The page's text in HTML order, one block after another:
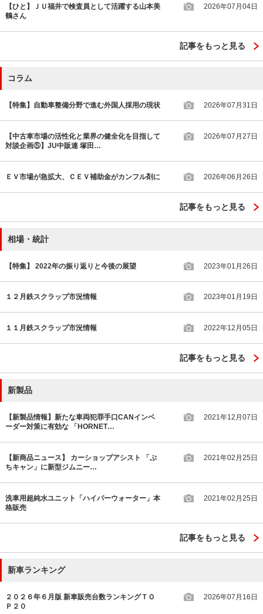
【ひと】ＪＵ福井で検査員として活躍する山本美
鶴さん
2026年07月04日
記事をもっと見る
コラム
【特集】自動車整備分野で進む外国人採用の現状 2026年07月31日
【中古車市場の活性化と業界の健全化を目指して
対談企画⑤】JU中販連 塚田…
2026年07月27日
ＥＶ市場が急拡大、ＣＥＶ補助金がカンフル剤に 2026年06月26日
記事をもっと見る
相場・統計
【特集】 2022年の振り返りと今後の展望 2023年01月26日
１２月鉄スクラップ市況情報 2023年01月19日
１１月鉄スクラップ市況情報 2022年12月05日
記事をもっと見る
新製品
【新製品情報】新たな車両犯罪手口CANインベ
ーダー対策に有効な 「HORNET…
2021年12月07日
【新商品ニュース】 カーショップアシスト 「ぷ
ちキャン」に新型ジムニー…
2021年02月25日
洗車用超純水ユニット「ハイパーウォーター」本
格販売
2021年02月25日
記事をもっと見る
新車ランキング
２０２６年６月版 新車販売台数ランキングＴＯ
Ｐ２０
2026年07月16日